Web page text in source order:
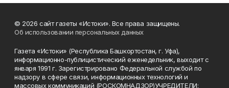
© 2026 сайт газеты «Истоки». Все права защищены.
Об использовании персональных данных
Газета «Истоки» (Республика Башкортостан, г. Уфа),
информационно-публицистический еженедельник, выходит с
января 1991 г. Зарегистрировано Федеральной службой по
надзору в сфере связи, информационных технологий и
массовых коммуникаций (РОСКОМНАДЗОР)УЧРЕДИТЕЛИ: